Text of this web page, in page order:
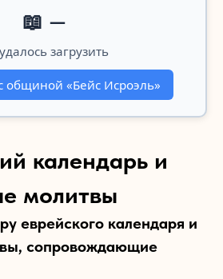
📖 —
загрузить
общиной «Бейс Исроэль»
календарь и
молитвы
еврейского календаря и
сопровождающие